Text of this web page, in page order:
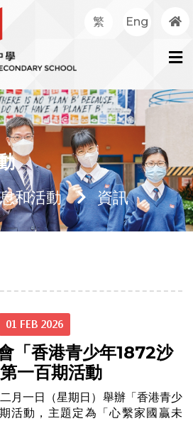
繁 Eng
和活動 資訊
01 FEB 2026
「香港青少年1872沙
一百期活動
月一日（星期日）舉辦「香港青少
活動，主題定為「心繫家國贏未